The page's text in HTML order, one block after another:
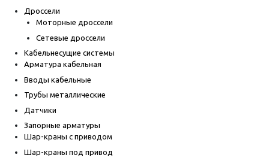
Дроссели
Моторные дроссели
Сетевые дроссели
Кабельнесущие системы
Арматура кабельная
Вводы кабельные
Трубы металлические
Датчики
Запорные арматуры
Шар-краны с приводом
Шар-краны под привод